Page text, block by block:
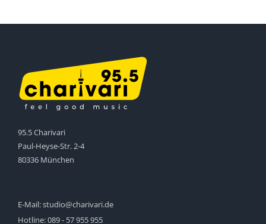
95.5 Charivari
Paul-Heyse-Str. 2-4
80336 München
E-Mail:studio@charivari.de
Hotline:089 - 57 955 955